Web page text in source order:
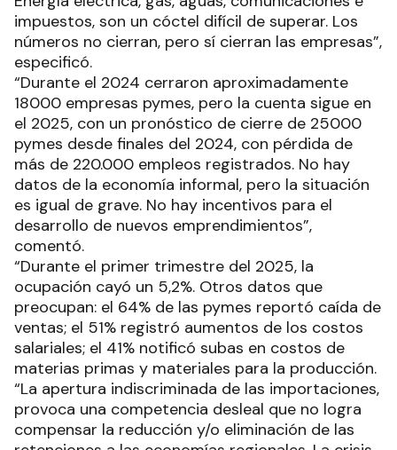
impuestos, son un cóctel difícil de superar. Los
números no cierran, pero sí cierran las empresas”,
especificó.
“Durante el 2024 cerraron aproximadamente
18000 empresas pymes, pero la cuenta sigue en
el 2025, con un pronóstico de cierre de 25000
pymes desde finales del 2024, con pérdida de
más de 220.000 empleos registrados. No hay
datos de la economía informal, pero la situación
es igual de grave. No hay incentivos para el
desarrollo de nuevos emprendimientos”,
comentó.
“Durante el primer trimestre del 2025, la
ocupación cayó un 5,2%. Otros datos que
preocupan: el 64% de las pymes reportó caída de
ventas; el 51% registró aumentos de los costos
salariales; el 41% notificó subas en costos de
materias primas y materiales para la producción.
“La apertura indiscriminada de las importaciones,
provoca una competencia desleal que no logra
compensar la reducción y/o eliminación de las